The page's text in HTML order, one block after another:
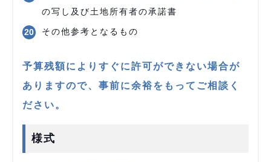
の写し及び土地所有者の承諾書
その他参考となるもの
予算残額によりすぐに許可ができない場合が
ありますので、事前に余裕をもってご相談く
ださい。
様式